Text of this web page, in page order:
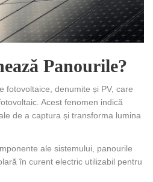
Panourile?
fotovoltaice, denumite și PV, care
Acest fenomen indică
de a captura și transforma lumina
ale sistemului, panourile
în curent electric utilizabil pentru